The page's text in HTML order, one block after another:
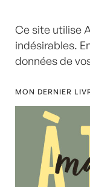
Ce site utilise
indésirables.
données de
MON DERNIER